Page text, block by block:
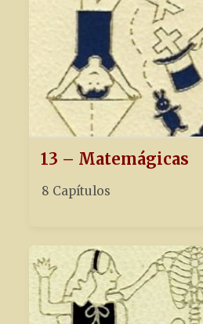
13 – Matemágicas
8 Capítulos